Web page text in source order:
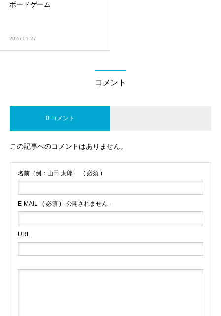
ボードゲーム
2026.01.27
コメント
0 コメント
この記事へのコメントはありません。
名前（例：山田 太郎） ( 必須 )
E-MAIL ( 必須 ) - 公開されません -
URL